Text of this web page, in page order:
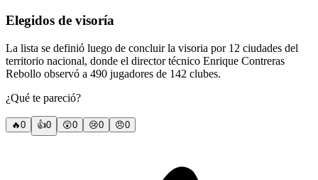
Elegidos de visoría
La lista se definió luego de concluir la visoria por 12 ciudades del
territorio nacional, donde el director técnico Enrique Contreras
Rebollo observó a 490 jugadores de 142 clubes.
¿Qué te pareció?
🔥0 👍0 😲0 😢0 😠0